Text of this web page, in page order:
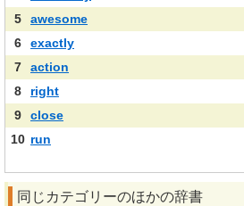
5
awesome
6
exactly
7
action
8
right
9
close
10 run
同じカテゴリーのほかの辞書